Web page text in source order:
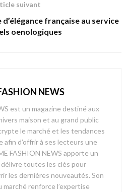
suivant
d’élégance française au service
oenologiques
NEWS
est un magazine destiné aux
maison et au grand public
le marché et les tendances
afin d’offrir à ses lecteurs une
FASHION NEWS apporte un
toutes les clés pour
les dernières nouveautés. Son
marché renforce l’expertise